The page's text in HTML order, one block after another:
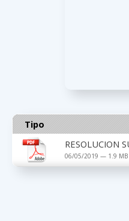
Tipo
RESOLUCION
06/05/2019 — 1.9 MB